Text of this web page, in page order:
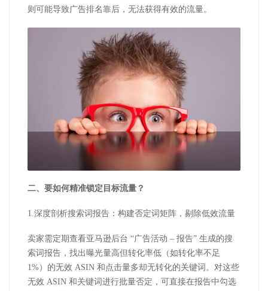
则可能导致广告排名靠后，无法获得有效的流量。
二、要如何精准锁定目标流量？
1.深度剖析搜索词报告：构建否定词矩阵，剔除低效流量
卖家需定期查看亚马逊后台 “广告活动 – 报告” 生成的搜
索词报告，找出曝光量高但转化率低（如转化率不足
1%）的无效 ASIN 和点击量多却无转化的关键词。对这些
无效 ASIN 和关键词进行批量否定，可直接在报告中勾选